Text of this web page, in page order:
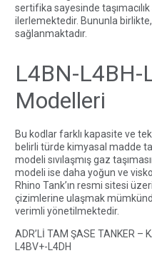
sertifika sayesinde
ilerlemektedir. Bununla
sağlanmaktadır.
L4BN-L4BH-
Modelleri
Bu kodlar farklı kapasite ve
belirli türde kimyasal madde
modeli sıvılaşmış gaz
modeli ise daha yoğun ve
Rhino Tank’ın resmi sitesi
çizimlerine ulaşmak
verimli yönetilmektedir.
ADR’Lİ TAM ŞASE TANKER –
L4BV+-L4DH